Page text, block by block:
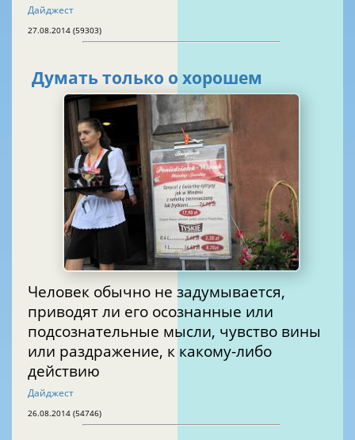
Дайджест
27.08.2014 (59303)
Думать только о хорошем
Человек обычно не задумывается,
приводят ли его осознанные или
подсознательные мысли, чувство вины
или раздражение, к какому-либо
действию
Дайджест
26.08.2014 (54746)